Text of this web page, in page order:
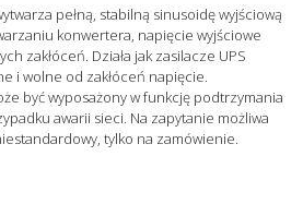
pełną, stabilną sinusoidę wyjściową
konwertera, napięcie wyjściowe
zakłóceń. Działa jak zasilacze UPS
i wolne od zakłóceń napięcie.
być wyposażony w funkcję podtrzymania
awarii sieci. Na zapytanie możliwa
tylko na zamówienie.